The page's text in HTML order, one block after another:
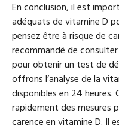
En conclusion, il est
adéquats de vitamine D
pensez être à risque de
recommandé de
pour obtenir un test de
offrons l’analyse de la
disponibles en 24 heures.
rapidement des mesures
carence en vitamine D. Il